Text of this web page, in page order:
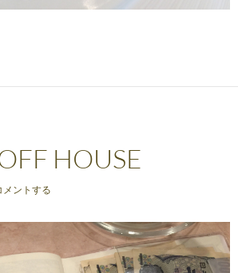
HOUSE
メントする